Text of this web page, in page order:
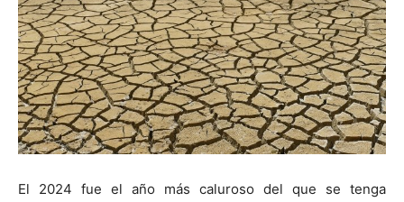
El 2024 fue el año más caluroso del que se tenga